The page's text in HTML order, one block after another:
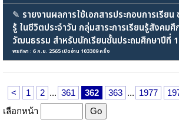
✎ รายงานผลการใช้เอกสารประกอบการเรีย
รู้ ในชีวิตประจำวัน กลุ่มสาระการเรียนรู้สังคมศึ
วัฒนธรรม สำหรับนักเรียนชั้นประถมศึกษาปีที่
พรทิพา : 6 ก.ย. 2565 เปิดอ่าน 103309 ครั้ง
< 1 2 ... 361 362 363 ... 1977
เลือกหน้า